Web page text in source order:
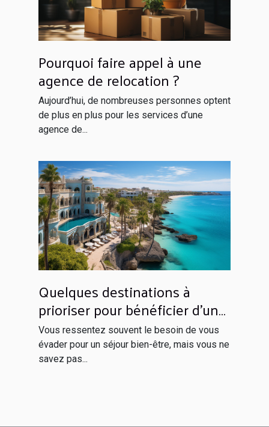
Pourquoi faire appel à une
agence de relocation ?
Aujourd’hui, de nombreuses personnes optent
de plus en plus pour les services d’une
agence de...
Quelques destinations à
prioriser pour bénéficier d’un
séjour inoubliable
Vous ressentez souvent le besoin de vous
évader pour un séjour bien-être, mais vous ne
savez pas...